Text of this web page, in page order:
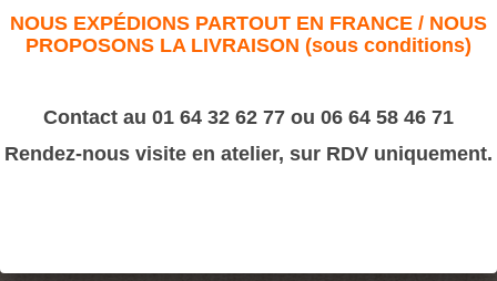
NOUS EXPÉDIONS PARTOUT EN FRANCE / NOUS
PROPOSONS LA LIVRAISON (sous conditions)
Contact au 01 64 32 62 77 ou 06 64 58 46 71
Rendez-nous visite en atelier, sur RDV uniquement.